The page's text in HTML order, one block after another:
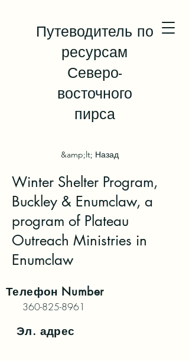
Путеводитель по
ресурсам
Северо-
восточного
пирса
&amp;lt; Назад
Winter Shelter Program,
Buckley & Enumclaw, a
program of Plateau
Outreach Ministries in
Enumclaw
Телефон Number
360-825-8961
Эл. адрес